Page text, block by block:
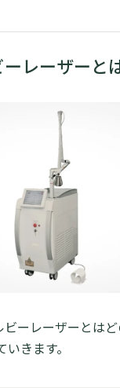
レーザーと
ビーレーザーとは
きます。